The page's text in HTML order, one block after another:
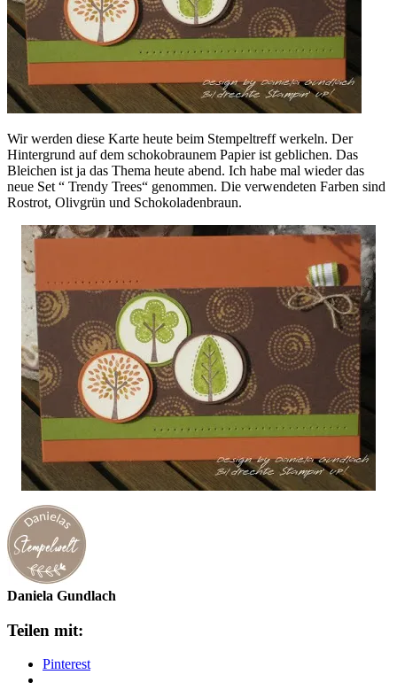
Wir werden diese Karte heute beim Stempeltreff werkeln. Der
Hintergrund auf dem schokobraunem Papier ist geblichen. Das
Bleichen ist ja das Thema heute abend. Ich habe mal wieder das
neue Set “ Trendy Trees“ genommen. Die verwendeten Farben sind
Rostrot, Olivgrün und Schokoladenbraun.
Daniela Gundlach
Teilen mit:
Pinterest